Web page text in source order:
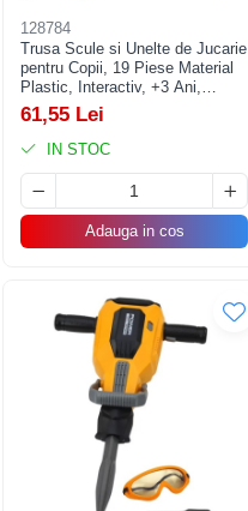
128784
Trusa Scule si Unelte de Jucarie
pentru Copii, 19 Piese Material
Plastic, Interactiv, +3 Ani,
27.5x15.5x13 cm, Gri/Portocaliu
61,55 Lei
IN STOC
Adauga in cos